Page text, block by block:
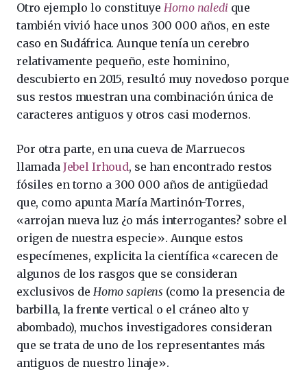
Otro ejemplo lo constituyeHomo naledi que
también vivió hace unos 300 000 años, en este
caso en Sudáfrica. Aunque tenía un cerebro
relativamente pequeño, este hominino,
descubierto en 2015, resultó muy novedoso porque
sus restos muestran una combinación única de
caracteres antiguos y otros casi modernos.
Por otra parte, en una cueva de Marruecos
llamada Jebel Irhoud, se han encontrado restos
fósiles en torno a 300 000 años de antigüedad
que, como apunta María Martinón-Torres,
«arrojan nueva luz ¿o más interrogantes? sobre el
origen de nuestra especie». Aunque estos
especímenes, explicita la científica «carecen de
algunos de los rasgos que se consideran
exclusivos deHomo sapiens (como la presencia de
barbilla, la frente vertical o el cráneo alto y
abombado), muchos investigadores consideran
que se trata de uno de los representantes más
antiguos de nuestro linaje».